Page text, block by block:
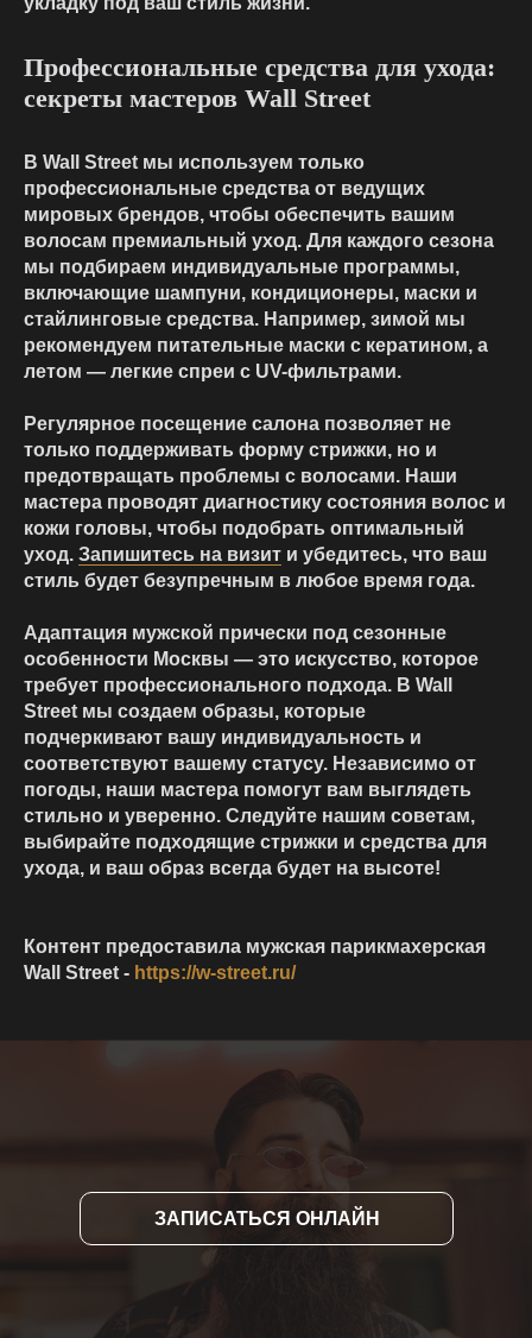
Профессиональные средства для ухода:
секреты мастеров Wall Street
В Wall Street мы используем только
профессиональные средства от ведущих
мировых брендов, чтобы обеспечить вашим
волосам премиальный уход. Для каждого сезона
мы подбираем индивидуальные программы,
включающие шампуни, кондиционеры, маски и
стайлинговые средства. Например, зимой мы
рекомендуем питательные маски с кератином, а
летом — легкие спреи с UV-фильтрами.
Регулярное посещение салона позволяет не
только поддерживать форму стрижки, но и
предотвращать проблемы с волосами. Наши
мастера проводят диагностику состояния волос и
кожи головы, чтобы подобрать оптимальный
уход. Запишитесь на визит и убедитесь, что ваш
стиль будет безупречным в любое время года.
Адаптация мужской прически под сезонные
особенности Москвы — это искусство, которое
требует профессионального подхода. В Wall
Street мы создаем образы, которые
подчеркивают вашу индивидуальность и
соответствуют вашему статусу. Независимо от
погоды, наши мастера помогут вам выглядеть
стильно и уверенно. Следуйте нашим советам,
выбирайте подходящие стрижки и средства для
ухода, и ваш образ всегда будет на высоте!
Контент предоставила мужская парикмахерская
Wall Street - https://w-street.ru/
ЗАПИСАТЬСЯ ОНЛАЙН